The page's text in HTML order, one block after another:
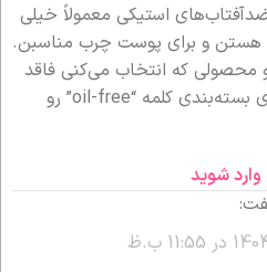
ضدآفتاب‌های استیکی معمولاً خیلی
و برای پوست چرب مناسبن.
که انتخاب می‌کنی فاقد
روغن باشه و روی بسته‌بندی کلمه “oil-free” رو
شوید